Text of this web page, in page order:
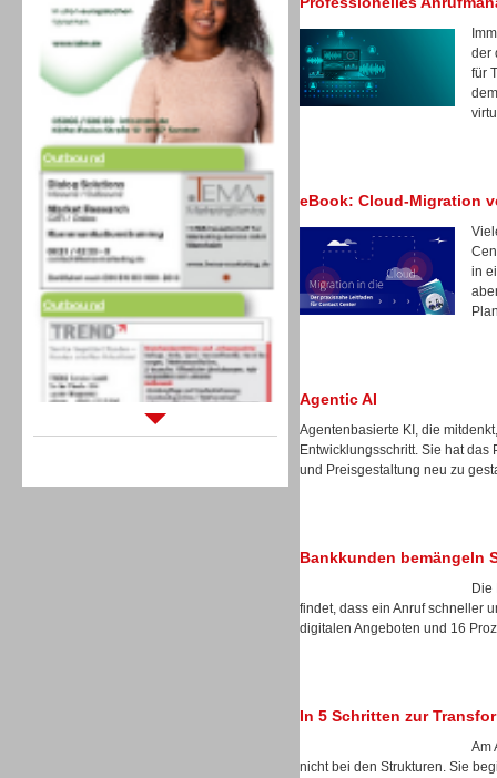
Outbound
Outbound
Sprachdialogsysteme u. Ki/
der
für
eBook: Cloud-Migration
in
Agentic AI
Agentenbasierte KI, die
Entwicklungsschritt. Sie hat
und Preisgestaltung neu zu
Bankkunden bemängeln
Die
findet, dass ein Anruf schneller
digitalen Angeboten und 16
In 5 Schritten zur
Am
nicht bei den Strukturen. Sie